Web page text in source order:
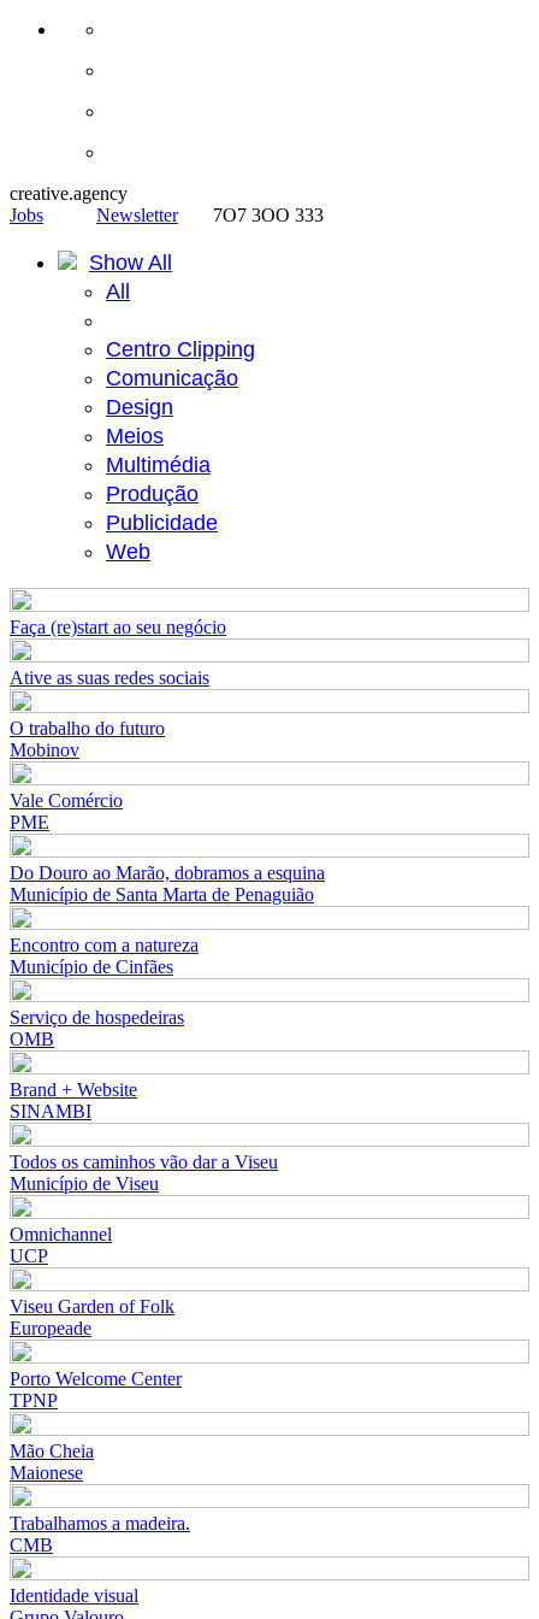
creative.agency
Jobs
Newsletter 7O7 3OO 333
Show All
All
Centro Clipping
Comunicação
Design
Meios
Multimédia
Produção
Publicidade
Web
Faça (re)start ao seu negócio
Ative as suas redes sociais
O trabalho do futuro
Mobinov
Vale Comércio
PME
Do Douro ao Marão, dobramos a esquina
Município de Santa Marta de Penaguião
Encontro com a natureza
Município de Cinfães
Serviço de hospedeiras
OMB
Brand + Website
SINAMBI
Todos os caminhos vão dar a Viseu
Município de Viseu
Omnichannel
UCP
Viseu Garden of Folk
Europeade
Porto Welcome Center
TPNP
Mão Cheia
Maionese
Trabalhamos a madeira.
CMB
Identidade visual